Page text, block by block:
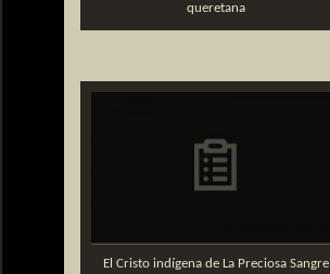
queretana
El Cristo indígena de La Preciosa Sangre